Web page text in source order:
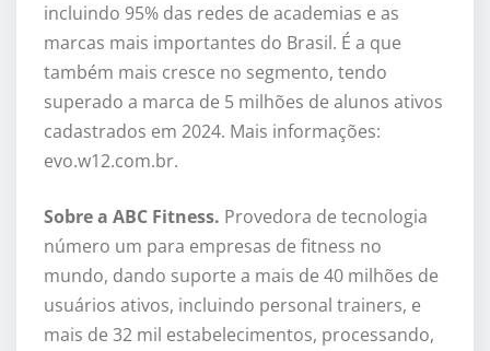
incluindo 95% das redes de academias e as
marcas mais importantes do Brasil. É a que
também mais cresce no segmento, tendo
superado a marca de 5 milhões de alunos ativos
cadastrados em 2024. Mais informações:
evo.w12.com.br.
Sobre a ABC Fitness. Provedora de tecnologia
número um para empresas de fitness no
mundo, dando suporte a mais de 40 milhões de
usuários ativos, incluindo personal trainers, e
mais de 32 mil estabelecimentos, processando,